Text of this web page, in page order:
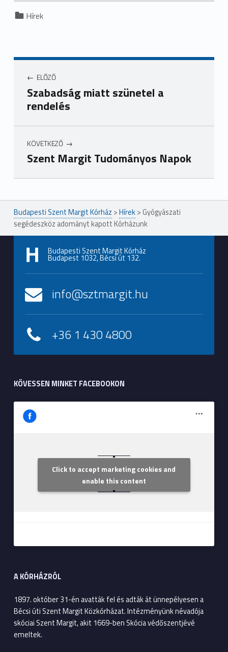
Categorized in:
Hírek
ELŐZŐ
Szabadság miatt szünetel a
rendelés
KÖVETKEZŐ
Szent Margit Tudományos Napok
Ugrás a főmenühöz
Budapesti Szent Margit Kórház >Hírek> Gyógyászati
segédeszköz adományt kapott Kórházunk
Budapesti Szent Margit Kórház
Budapest 1032, Bécsi út 132.
info@sztmargit.hu
+36 1 430 4800
KÖVESSEN MINKET FACEBOOKON
Szent Margit Kórház
Click to accept marketing cookies and
enable this content
A KÓRHÁZRÓL
1897. október 31-én avatták fel és adták át ünnepélyesen a
Bécsi úti Szent Margit Közkórházat. Intézményünk névadója
skóciai Szent Margit, akit 1669-ben Skócia védőszentjévé
emeltek.